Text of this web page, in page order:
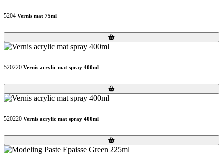
5204 Vernis mat 75ml
Loading...
Loading...
520220 Vernis acrylic mat spray 400ml
Loading...
Loading...
520220 Vernis acrylic mat spray 400ml
Loading...
Loading...